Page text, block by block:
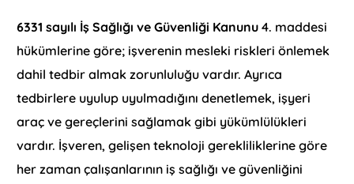
6331 sayılı İş Sağlığı ve Güvenliği Kanunu 4. maddesi
hükümlerine göre; işverenin mesleki riskleri önlemek
dahil tedbir almak zorunluluğu vardır. Ayrıca
tedbirlere uyulup uyulmadığını denetlemek, işyeri
araç ve gereçlerini sağlamak gibi yükümlülükleri
vardır. İşveren, gelişen teknoloji gerekliliklerine göre
her zaman çalışanlarının iş sağlığı ve güvenliğini